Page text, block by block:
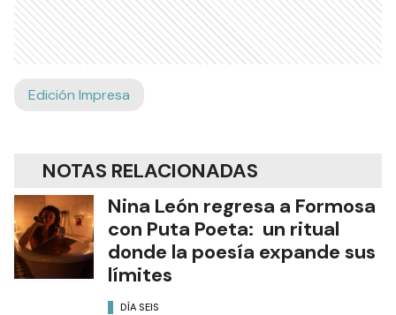
Edición Impresa
NOTAS RELACIONADAS
Nina León regresa a Formosa
con Puta Poeta: un ritual
donde la poesía expande sus
límites
DÍA SEIS